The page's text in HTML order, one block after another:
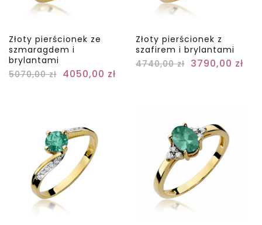
Złoty pierścionek ze
szmaragdem i
brylantami
5070,00zł 4050,00 zł
Złoty pierścionek z
szafirem i brylantami
4740,00zł 3790,00 zł